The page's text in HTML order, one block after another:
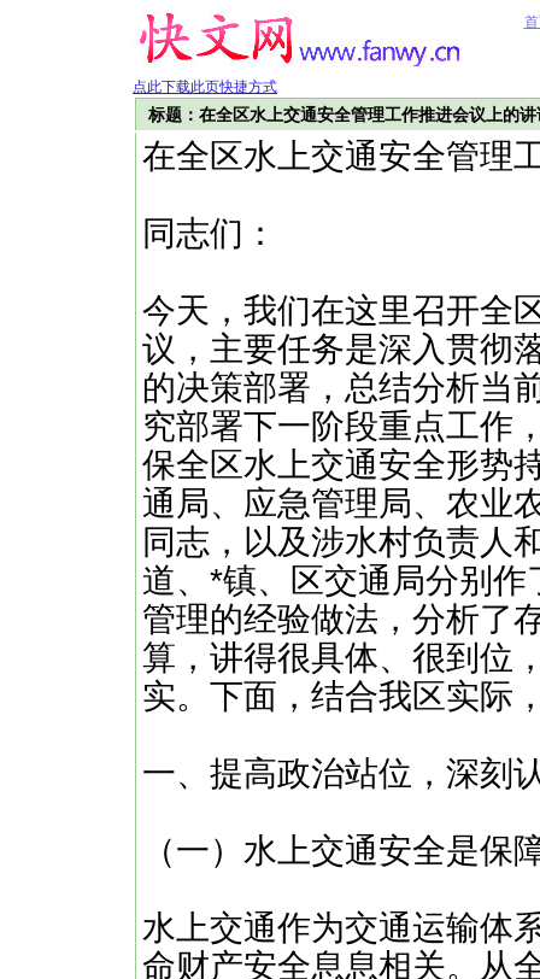
点此下载此页快捷方式
标题：在全区水上交通安全管理工作推进会议上的讲
在全区水上交通安全管理
同志们：
今天，我们在这里召开全
议，主要任务是深入贯彻
的决策部署，总结分析当
究部署下一阶段重点工作
保全区水上交通安全形势
通局、应急管理局、农业
同志，以及涉水村负责人
道、*镇、区交通局分别
管理的经验做法，分析了
算，讲得很具体、很到位
实。下面，结合我区实际
一、提高政治站位，深刻
（一）水上交通安全是保
水上交通作为交通运输体
命财产安全息息相关。